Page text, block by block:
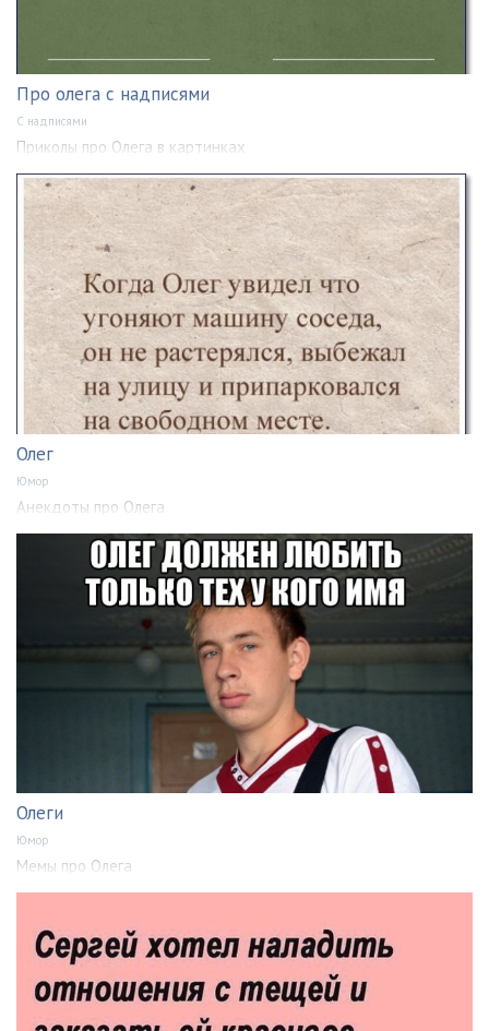
Про олега с надписями
С надписями
Приколы про Олега в картинках
Олег
Юмор
Анекдоты про Олега
Олеги
Юмор
Мемы про Олега